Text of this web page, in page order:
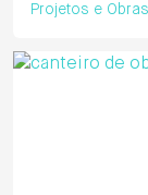
Projetos e Obras